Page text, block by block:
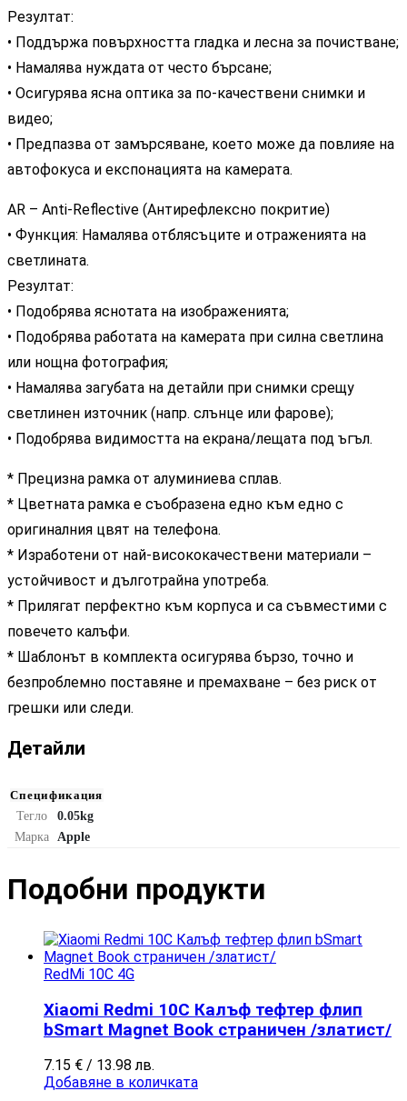
Резултат:
• Поддържа повърхността гладка и лесна за почистване;
• Намалява нуждата от често бърсане;
• Осигурява ясна оптика за по-качествени снимки и
видео;
• Предпазва от замърсяване, което може да повлияе на
автофокуса и експонацията на камерата.
AR – Anti-Reflective (Антирефлексно покритие)
• Функция: Намалява отблясъците и отраженията на
светлината.
Резултат:
• Подобрява яснотата на изображенията;
• Подобрява работата на камерата при силна светлина
или нощна фотография;
• Намалява загубата на детайли при снимки срещу
светлинен източник (напр. слънце или фарове);
• Подобрява видимостта на екрана/лещата под ъгъл.
* Прецизна рамка от алуминиева сплав.
* Цветната рамка е съобразена едно към едно с
оригиналния цвят на телефона.
* Изработени от най-висококачествени материали –
устойчивост и дълготрайна употреба.
* Прилягат перфектно към корпуса и са съвместими с
повечето калъфи.
* Шаблонът в комплекта осигурява бързо, точно и
безпроблемно поставяне и премахване – без риск от
грешки или следи.
Детайли
Спецификация
Тегло
0.05kg
Марка
Apple
Подобни продукти​
RedMi 10C 4G
Xiaomi Redmi 10C Калъф тефтер флип
bSmart Magnet Book страничен /златист/
7.15 € / 13.98 лв.
Добавяне в количката